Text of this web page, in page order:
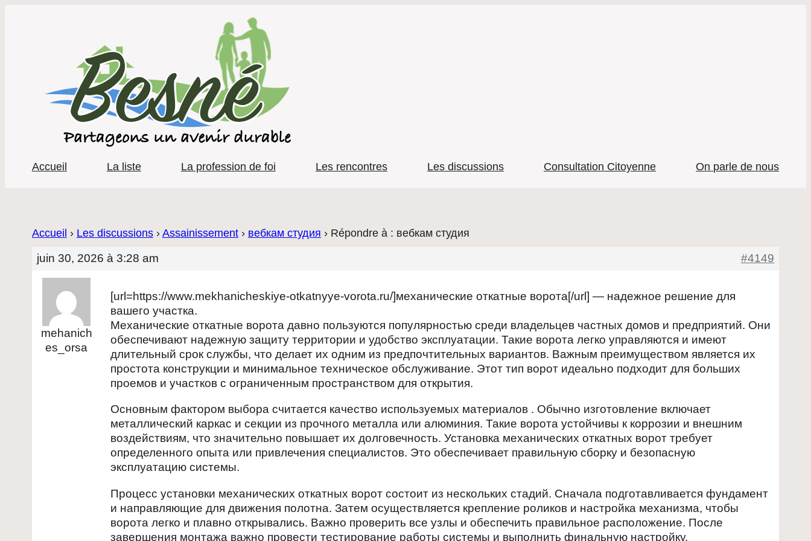
Accueil La liste La profession de foi Les rencontres Les discussions Consultation Citoyenne On parle de nous
Accueil › Les discussions › Assainissement › вебкам студия › Répondre à : вебкам студия
juin 30, 2026 à 3:28 am #4149
mehanich
es_orsa
[url=https://www.mekhanicheskiye-otkatnyye-vorota.ru/]механические откатные ворота[/url] — надежное решение для
вашего участка.
Механические откатные ворота давно пользуются популярностью среди владельцев частных домов и предприятий. Они
обеспечивают надежную защиту территории и удобство эксплуатации. Такие ворота легко управляются и имеют
длительный срок службы, что делает их одним из предпочтительных вариантов. Важным преимуществом является их
простота конструкции и минимальное техническое обслуживание. Этот тип ворот идеально подходит для больших
проемов и участков с ограниченным пространством для открытия.
Основным фактором выбора считается качество используемых материалов . Обычно изготовление включает
металлический каркас и секции из прочного металла или алюминия. Такие ворота устойчивы к коррозии и внешним
воздействиям, что значительно повышает их долговечность. Установка механических откатных ворот требует
определенного опыта или привлечения специалистов. Это обеспечивает правильную сборку и безопасную
эксплуатацию системы.
Процесс установки механических откатных ворот состоит из нескольких стадий. Сначала подготавливается фундамент
и направляющие для движения полотна. Затем осуществляется крепление роликов и настройка механизма, чтобы
ворота легко и плавно открывались. Важно проверить все узлы и обеспечить правильное расположение. После
завершения монтажа важно провести тестирование работы системы и выполнить финальную настройку.